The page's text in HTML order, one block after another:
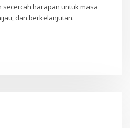
secercah harapan untuk masa
dan berkelanjutan.